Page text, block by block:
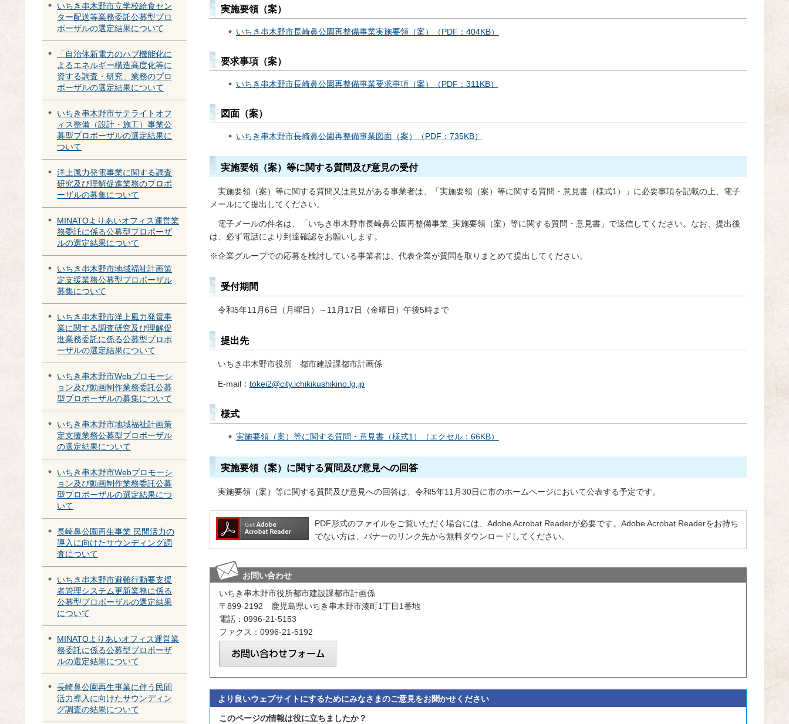
いちき串木野市立学校給食セン
ター配送等業務委託公募型プロ
ポーザルの選定結果について
「自治体新電力のハブ機能化に
よるエネルギー構造高度化等に
資する調査・研究」業務のプロ
ポーザルの選定結果について
いちき串木野市サテライトオフ
ィス整備（設計・施工）事業公
募型プロポーザルの選定結果に
ついて
洋上風力発電事業に関する調査
研究及び理解促進業務のプロポ
ーザルの募集について
MINATOよりあいオフィス運営業
務委託に係る公募型プロポーザ
ルの選定結果について
いちき串木野市地域福祉計画策
定支援業務公募型プロポーザル
募集について
いちき串木野市洋上風力発電事
業に関する調査研究及び理解促
進業務委託に係る公募型プロポ
ーザルの選定結果について
いちき串木野市Webプロモーシ
ョン及び動画制作業務委託公募
型プロポーザルの募集について
いちき串木野市地域福祉計画策
定支援業務公募型プロポーザル
の選定結果について
いちき串木野市Webプロモーシ
ョン及び動画制作業務委託公募
型プロポーザルの選定結果につ
いて
長崎鼻公園再生事業 民間活力の
導入に向けたサウンディング調
査について
いちき串木野市避難行動要支援
者管理システム更新業務に係る
公募型プロポーザルの選定結果
について
MINATOよりあいオフィス運営業
務委託に係る公募型プロポーザ
ルの選定結果について
長崎鼻公園再生事業に伴う民間
活力導入に向けたサウンディン
グ調査の結果について
実施要領（案）
いちき串木野市長崎鼻公園再整備事業実施要領（案）（PDF：404KB）
要求事項（案）
いちき串木野市長崎鼻公園再整備事業要求事項（案）（PDF：311KB）
図面（案）
いちき串木野市長崎鼻公園再整備事業図面（案）（PDF：735KB）
実施要領（案）等に関する質問及び意見の受付
実施要領（案）等に関する質問又は意見がある事業者は、「実施要領（案）等に関する質問・意見書（様式1）」に必要事項を記載の上、電子
メールにて提出してください。
電子メールの件名は、「いちき串木野市長崎鼻公園再整備事業_実施要領（案）等に関する質問・意見書」で送信してください。なお、提出後
は、必ず電話により到達確認をお願いします。
※企業グループでの応募を検討している事業者は、代表企業が質問を取りまとめて提出してください。
受付期間
令和5年11月6日（月曜日）～11月17日（金曜日）午後5時まで
提出先
いちき串木野市役所 都市建設課都市計画係
E-mail： tokei2@city.ichikikushikino.lg.jp
様式
実施要領（案）等に関する質問・意見書（様式1）（エクセル：66KB）
実施要領（案）に関する質問及び意見への回答
実施要領（案）等に関する質問及び意見への回答は、令和5年11月30日に市のホームページにおいて公表する予定です。
PDF形式のファイルをご覧いただく場合には、Adobe Acrobat Readerが必要です。Adobe Acrobat Readerをお持ち
でない方は、バナーのリンク先から無料ダウンロードしてください。
お問い合わせ
いちき串木野市役所都市建設課都市計画係
〒899-2192 鹿児島県いちき串木野市湊町1丁目1番地
電話：0996-21-5153
ファクス：0996-21-5192
より良いウェブサイトにするためにみなさまのご意見をお聞かせください
このページの情報は役に立ちましたか？